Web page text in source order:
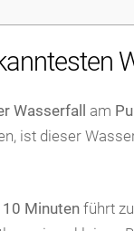
Wasserfall am
ist dieser
10 Minuten führt